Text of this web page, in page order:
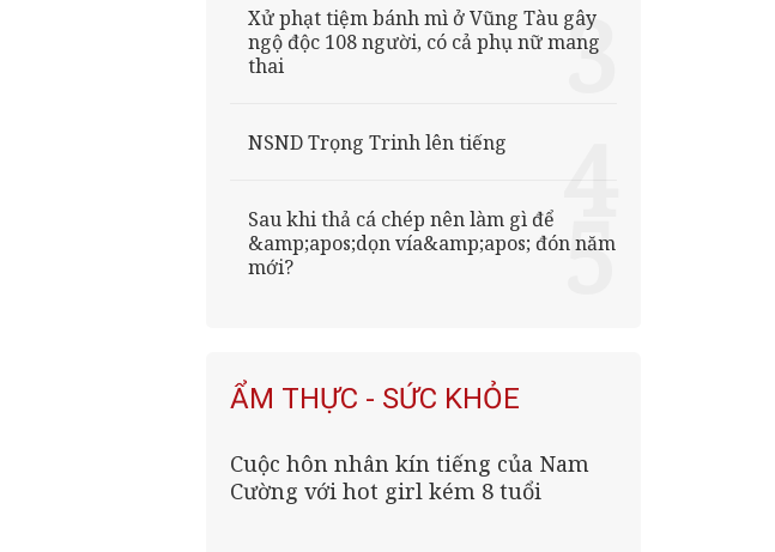
Xử phạt tiệm bánh mì ở Vũng Tàu gây
ngộ độc 108 người, có cả phụ nữ mang
thai
NSND Trọng Trinh lên tiếng
Sau khi thả cá chép nên làm gì để
&amp;apos;dọn vía&amp;apos; đón năm
mới?
ẨM THỰC - SỨC KHỎE
Cuộc hôn nhân kín tiếng của Nam
Cường với hot girl kém 8 tuổi